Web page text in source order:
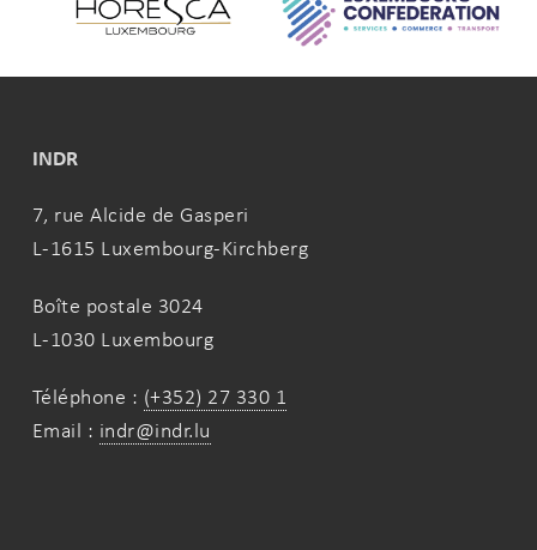
INDR
7, rue Alcide de Gasperi
L-1615 Luxembourg-Kirchberg
Boîte postale 3024
L-1030 Luxembourg
Téléphone : (+352) 27 330 1
Email : indr@indr.lu